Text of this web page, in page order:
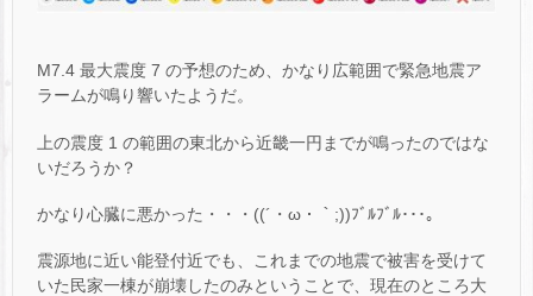
M7.4 最大震度 7 の予想のため、かなり広範囲で緊急地震ア
ラームが鳴り響いたようだ。
上の震度 1 の範囲の東北から近畿一円までが鳴ったのではな
いだろうか？
かなり心臓に悪かった・・・((´・ω・｀;))ﾌﾞﾙﾌﾞﾙ･･･｡
震源地に近い能登付近でも、これまでの地震で被害を受けて
いた民家一棟が崩壊したのみということで、現在のところ大